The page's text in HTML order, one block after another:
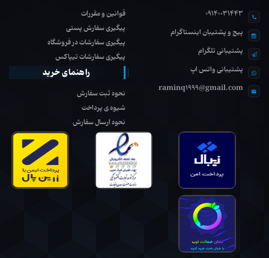
09140031443
پیج و پشتیبان اینستاگرام
پشتیبانی تلگرام
پشتیبانی واتس اپ
raminq1999@gmail.com
قوانین و مقررات
پیگیری سفارش پستی
پیگیری سفارشات در فروشگاه
پیگیری سفارشات تیپاکس
راهنمای خرید
نحوه ثبت سفارش
شیوه ی پرداخت
نحوه ارسال سفارش